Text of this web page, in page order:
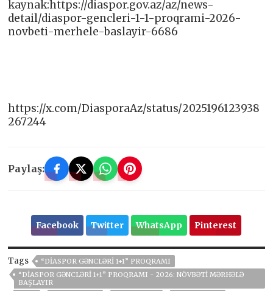
kaynak:https://diaspor.gov.az/az/news-
detail/diaspor-gencleri-1-1-proqrami-2026-
novbeti-merhele-baslayir-6686
https://x.com/DiasporaAz/status/2025196123938
267244
Paylaş:
Facebook Twitter WhatsApp Pinterest
Tags
“DIASPOR GƏNCLƏRI 1+1” PROQRAMI
“DIASPOR GƏNCLƏRI 1+1” PROQRAMI - 2026: NÖVBƏTI MƏRHƏLƏ
BAŞLAYIR